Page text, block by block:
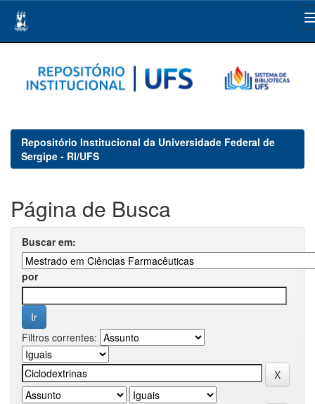
navigation
Repositório Institucional da Universidade Federal de
Sergipe - RI/UFS
Página de Busca
Buscar em:
por
Filtros correntes: